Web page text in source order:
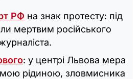
РФ на знак протесту: під
мертвим російського
: у центрі Львова мера
рідиною, зловмисника